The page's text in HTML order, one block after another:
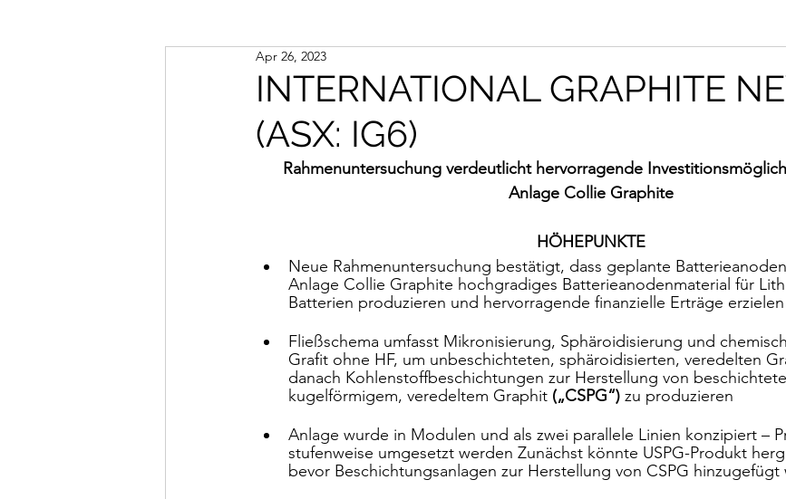
INTERNATIONAL GRAPHITE
(ASX: IG6)
Apr 26, 2023
Rahmenuntersuchung verdeutlicht hervorragende
Anlage Collie Graphite
HÖHEPUNKTE
Neue Rahmenuntersuchung bestätigt, dass geplante
Anlage Collie Graphite hochgradiges Batterieanodenmaterial für
Batterien produzieren und hervorragende finanzielle Erträge
Fließschema umfasst Mikronisierung, Sphäroidisierung und
Grafit ohne HF, um unbeschichteten, sphäroidisierten, veredelten
danach Kohlenstoffbeschichtungen zur Herstellung von
kugelförmigem, veredeltem Graphit („CSPG“) zu produzieren
Anlage wurde in Modulen und als zwei parallele Linien konzipiert –
stufenweise umgesetzt werden Zunächst könnte USPG-Produkt
bevor Beschichtungsanlagen zur Herstellung von CSPG hinzugefügt